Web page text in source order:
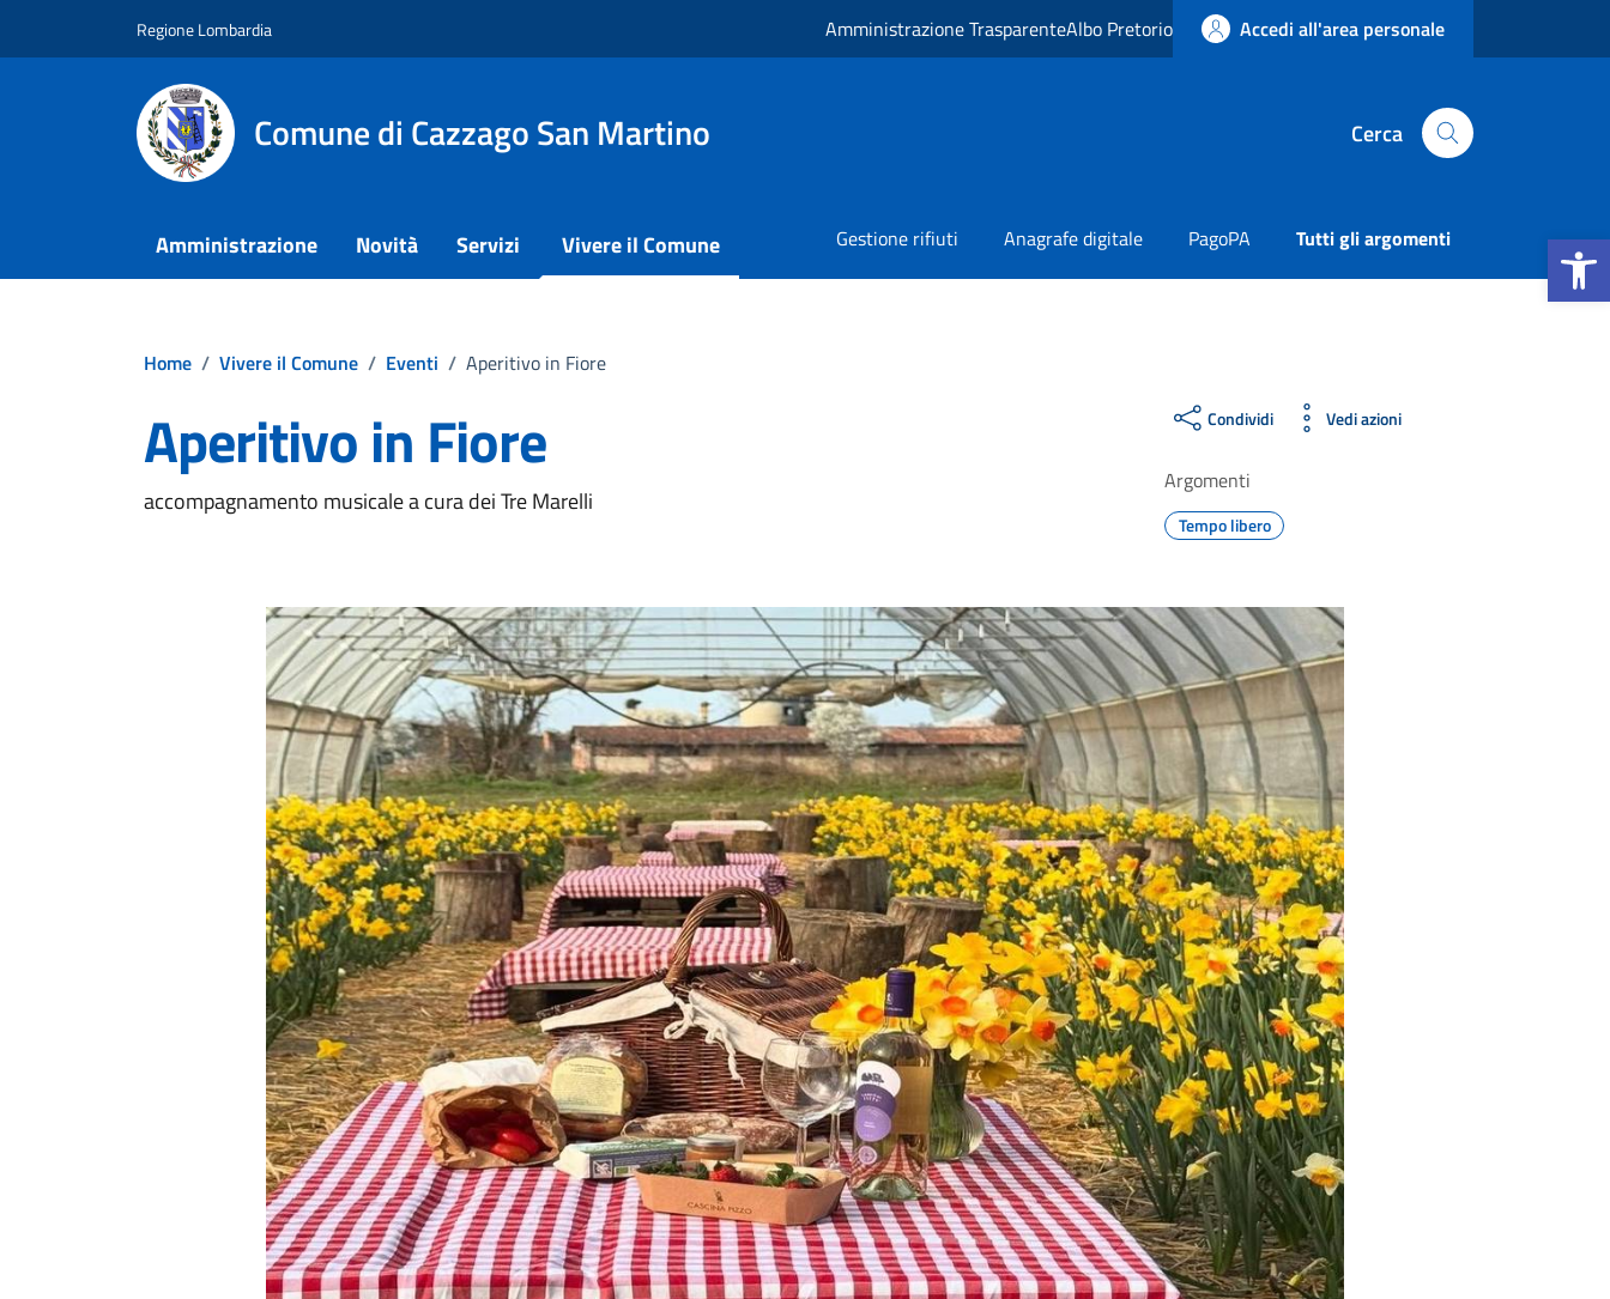
Apri la
Regione Lombardia Amministrazione TrasparenteAlbo Pretorio Accedi all'area personale
Comune di Cazzago San Martino Cerca
Amministrazione Novità Servizi Vivere il Comune Gestione rifiuti Anagrafe digitale PagoPA Tutti gli argomenti
Home / Vivere il Comune / Eventi / Aperitivo in Fiore
Aperitivo in Fiore
accompagnamento musicale a cura dei Tre Marelli
Condividi Vedi azioni
Argomenti
Tempo libero